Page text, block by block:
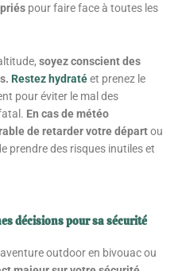
pour faire face à toutes les
soyez conscient des
Restez hydratéet prenez le
pour éviter le mal des
En cas de météo
de retarder votre départou
prendre des risques inutiles et
décisions pour sa sécurité
outdoor en bivouac ou